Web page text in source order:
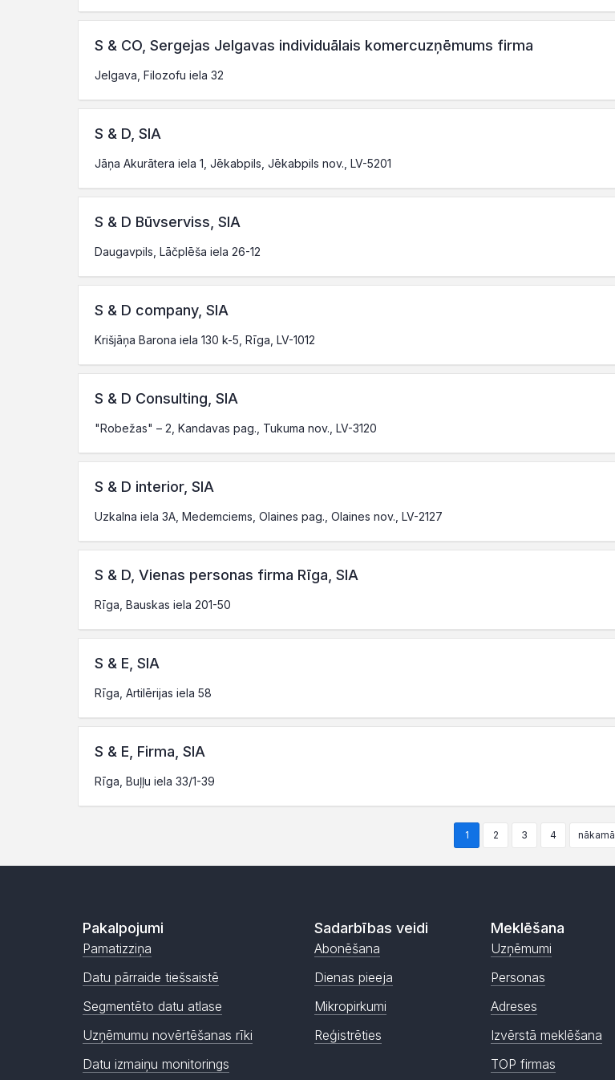
S & CO, Sergejas Jelgavas individuālais komercuzņēmums firma
Jelgava, Filozofu iela 32
S & D, SIA
Jāņa Akurātera iela 1, Jēkabpils, Jēkabpils nov., LV-5201
S & D Būvserviss, SIA
Daugavpils, Lāčplēša iela 26-12
S & D company, SIA
Krišjāņa Barona iela 130 k-5, Rīga, LV-1012
S & D Consulting, SIA
"Robežas" – 2, Kandavas pag., Tukuma nov., LV-3120
S & D interior, SIA
Uzkalna iela 3A, Medemciems, Olaines pag., Olaines nov., LV-2127
S & D, Vienas personas firma Rīga, SIA
Rīga, Bauskas iela 201-50
S & E, SIA
Rīga, Artilērijas iela 58
S & E, Firma, SIA
Rīga, Buļļu iela 33/1-39
1 2 3 4 nākamā
Pakalpojumi
Pamatizziņa
Datu pārraide tiešsaistē
Segmentēto datu atlase
Uzņēmumu novērtēšanas rīki
Datu izmaiņu monitorings
Sadarbības veidi
Abonēšana
Dienas pieeja
Mikropirkumi
Reģistrēties
Meklēšana
Uzņēmumi
Personas
Adreses
Izvērstā meklēšana
TOP firmas